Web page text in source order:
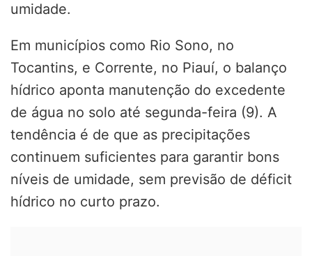
umidade.
Em municípios como Rio Sono, no
Tocantins, e Corrente, no Piauí, o balanço
hídrico aponta manutenção do excedente
de água no solo até segunda-feira (9). A
tendência é de que as precipitações
continuem suficientes para garantir bons
níveis de umidade, sem previsão de déficit
hídrico no curto prazo.